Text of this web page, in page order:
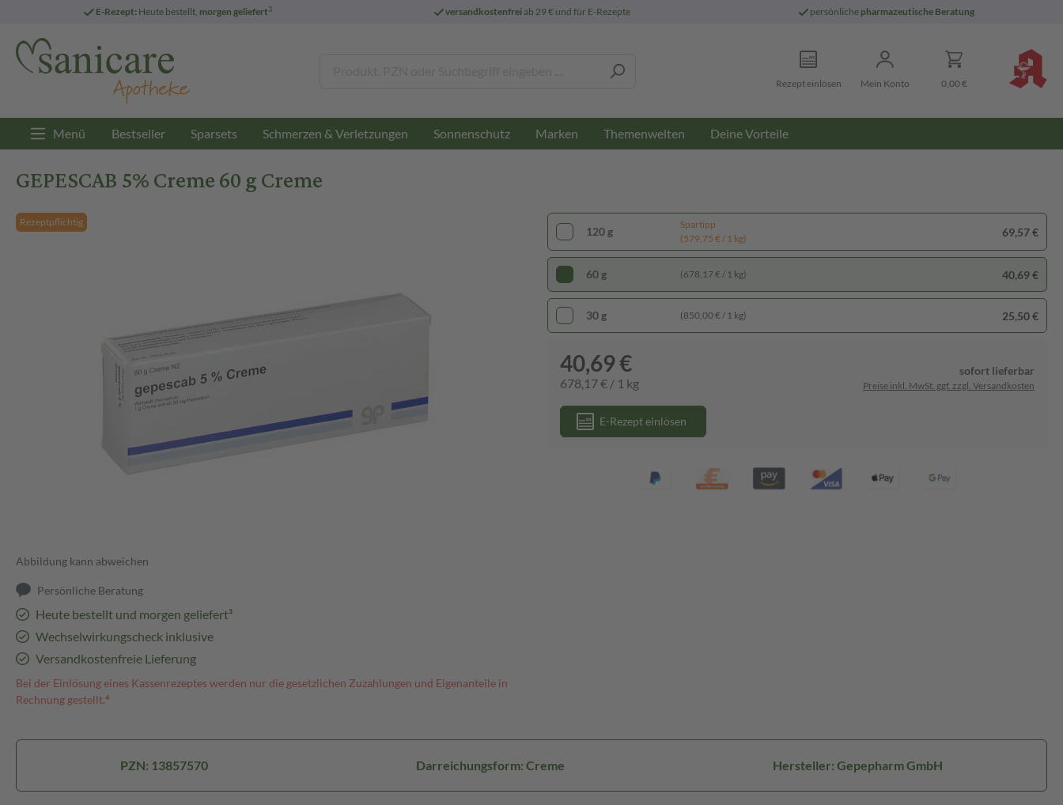
E-Rezept: Heute bestellt, morgen geliefert3 versandkostenfreiab 29 € und für E-Rezepte persönliche pharmazeutische Beratung
Rezept einlösen Mein Konto 0,00 €
Menü Bestseller Sparsets Schmerzen & Verletzungen Sonnenschutz Marken Themenwelten Deine Vorteile
GEPESCAB 5% Creme 60 g Creme
Rezeptpflichtig
Abbildung kann abweichen
Persönliche Beratung
Heute bestellt und morgen geliefert³
Wechselwirkungscheck inklusive
Versandkostenfreie Lieferung
Bei der Einlösung eines Kassenrezeptes werden nur die gesetzlichen Zuzahlungen und Eigenanteile in
Rechnung gestellt.⁴
120 g
Spartipp
(579,75 € / 1 kg)
69,57 €
60 g (678,17 € / 1 kg) 40,69 €
30 g (850,00 € / 1 kg) 25,50 €
40,69 €
678,17 € / 1 kg
sofort lieferbar
Preise inkl. MwSt. ggf. zzgl. Versandkosten
E-Rezept einlösen
PZN: 13857570 Darreichungsform: Creme Hersteller: Gepepharm GmbH